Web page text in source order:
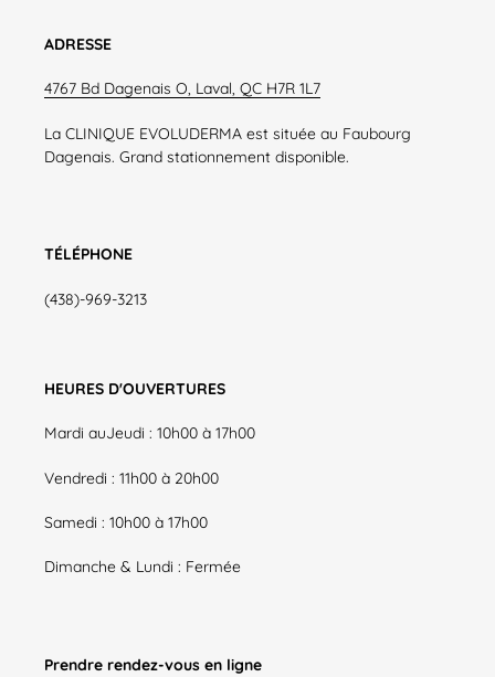
ADRESSE
4767 Bd Dagenais O, Laval, QC H7R 1L7
La CLINIQUE EVOLUDERMA est située au Faubourg
Dagenais. Grand stationnement disponible.
TÉLÉPHONE
(438)-969-3213
HEURES D'OUVERTURES
Mardi auJeudi : 10h00 à 17h00
Vendredi : 11h00 à 20h00
Samedi : 10h00 à 17h00
Dimanche & Lundi : Fermée
Prendre rendez-vous en ligne